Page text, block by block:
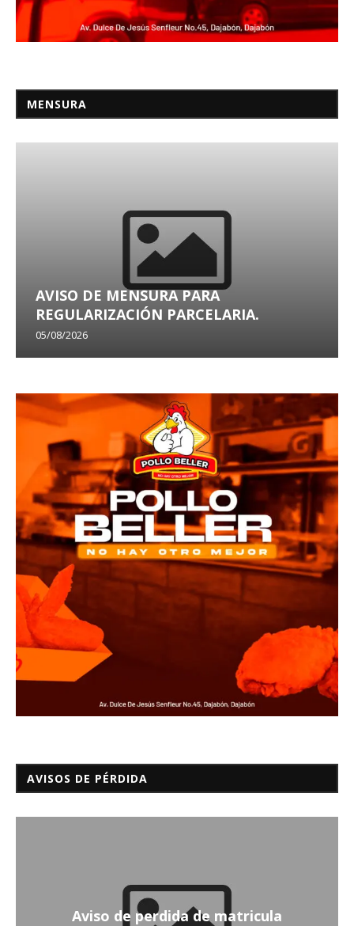
MENSURA
AVISO DE MENSURA PARA
REGULARIZACIÓN PARCELARIA.
05/08/2026
AVISOS DE PÉRDIDA
Aviso de perdida de matricula